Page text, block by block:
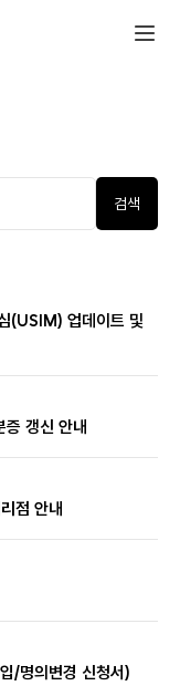
검색
(USIM) 업데이트 및
증 갱신 안내
점 안내
/명의변경 신청서)